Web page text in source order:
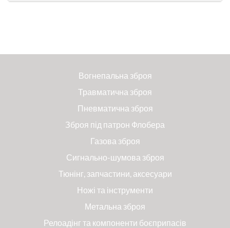
Вогнепальна зброя
Травматична зброя
Пневматична зброя
Зброя під патрон Флобера
Газова зброя
Сигнально-шумова зброя
Тюнінг, запчастини, аксесуари
Ножі та інструменти
Метальна зброя
Релоадінг та компоненти боєприпасів